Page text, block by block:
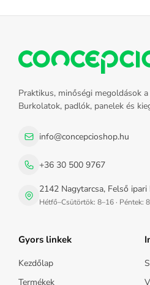
Praktikus, minőségi megoldások
Burkolatok, padlók, panelek és
info@concepcioshop.hu
+36 30 500 9767
2142 Nagytarcsa, Felső ipari
Hétfő–Csütörtök: 8–16 · Péntek:
Gyors linkek
Kezdőlap
Termékek